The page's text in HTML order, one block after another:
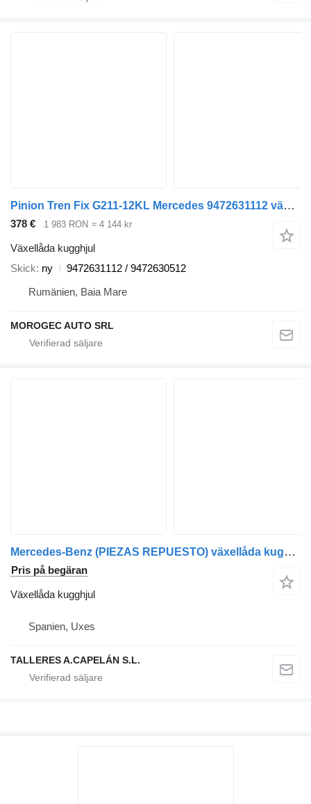
Pinion Tren Fix G211-12KL Mercedes 9472631112 växellåda kugghjul till Mercedes-Benz lastbil
378 € 1 983 RON ≈ 4 144 kr
Växellåda kugghjul
Skick ny
9472631112 / 9472630512
Rumänien, Baia Mare
MOROGEC AUTO SRL
Mercedes-Benz (PIEZAS REPUESTO) växellåda kugghjul till lastbil
Pris på begäran
Växellåda kugghjul
Spanien, Uxes
TALLERES A.CAPELÁN S.L.